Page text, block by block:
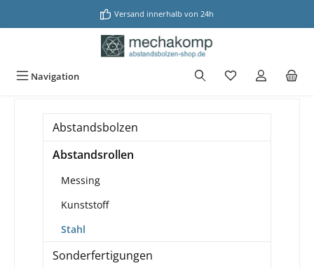
Versand innerhalb von 24h
Navigation
Abstandsbolzen
Abstandsrollen
Messing
Kunststoff
Stahl
Sonderfertigungen